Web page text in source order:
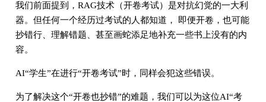
我们前面提到，RAG技术（开卷考试）是对抗幻觉的一大利
器。但任何一个经历过考试的人都知道， 即便开卷，也可能
抄错行、理解错题、甚至画蛇添足地补充一些书上没有的内
容。
AI“学生”在进行“开卷考试”时，同样会犯这些错误。
为了解决这个“开卷也抄错”的难题，我们可以为这位AI“考